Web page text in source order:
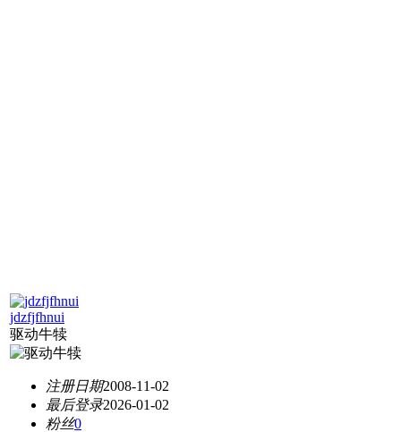
jdzfjfhnui
驱动牛犊
注册日期2008-11-02
最后登录2026-01-02
粉丝0